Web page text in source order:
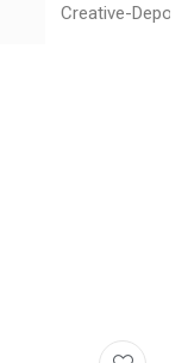
Creative-Depot